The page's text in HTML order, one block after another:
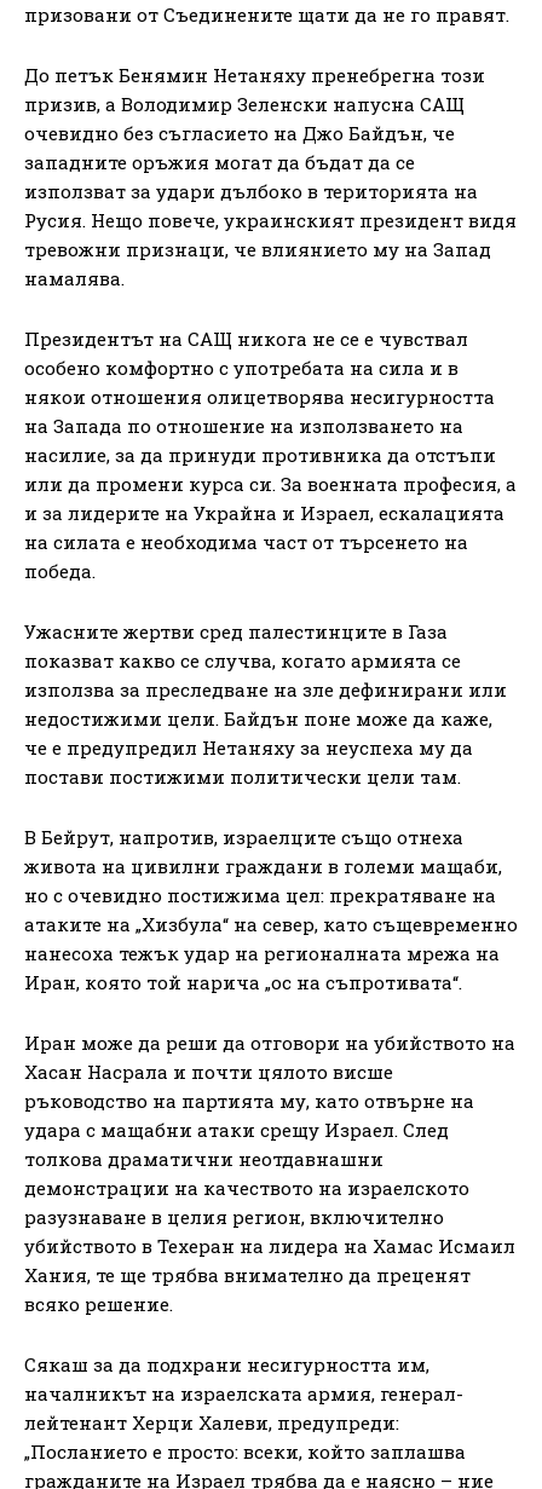
призовани от Съединените щати да не го правят.
До петък Бенямин Нетаняху пренебрегна този
призив, а Володимир Зеленски напусна САЩ
очевидно без съгласието на Джо Байдън, че
западните оръжия могат да бъдат да се
използват за удари дълбоко в територията на
Русия. Нещо повече, украинският президент видя
тревожни признаци, че влиянието му на Запад
намалява.
Президентът на САЩ никога не се е чувствал
особено комфортно с употребата на сила и в
някои отношения олицетворява несигурността
на Запада по отношение на използването на
насилие, за да принуди противника да отстъпи
или да промени курса си. За военната професия, а
и за лидерите на Украйна и Израел, ескалацията
на силата е необходима част от търсенето на
победа.
Ужасните жертви сред палестинците в Газа
показват какво се случва, когато армията се
използва за преследване на зле дефинирани или
недостижими цели. Байдън поне може да каже,
че е предупредил Нетаняху за неуспеха му да
постави постижими политически цели там.
В Бейрут, напротив, израелците също отнеха
живота на цивилни граждани в големи мащаби,
но с очевидно постижима цел: прекратяване на
атаките на „Хизбула“ на север, като същевременно
нанесоха тежък удар на регионалната мрежа на
Иран, която той нарича „ос на съпротивата“.
Иран може да реши да отговори на убийството на
Хасан Насрала и почти цялото висше
ръководство на партията му, като отвърне на
удара с мащабни атаки срещу Израел. След
толкова драматични неотдавнашни
демонстрации на качеството на израелското
разузнаване в целия регион, включително
убийството в Техеран на лидера на Хамас Исмаил
Хания, те ще трябва внимателно да преценят
всяко решение.
Сякаш за да подхрани несигурността им,
началникът на израелската армия, генерал-
лейтенант Херци Халеви, предупреди:
„Посланието е просто: всеки, който заплашва
гражданите на Израел трябва да е наясно – ние